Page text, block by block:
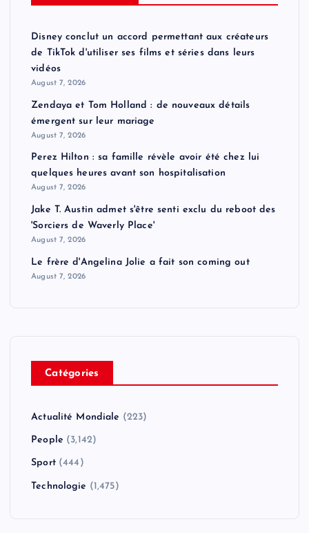
Disney conclut un accord permettant aux créateurs
de TikTok d'utiliser ses films et séries dans leurs
vidéos
August 7, 2026
Zendaya et Tom Holland : de nouveaux détails
émergent sur leur mariage
August 7, 2026
Perez Hilton : sa famille révèle avoir été chez lui
quelques heures avant son hospitalisation
August 7, 2026
Jake T. Austin admet s'être senti exclu du reboot des
'Sorciers de Waverly Place'
August 7, 2026
Le frère d'Angelina Jolie a fait son coming out
August 7, 2026
Catégories
Actualité Mondiale (223)
People (3,142)
Sport(444)
Technologie (1,475)